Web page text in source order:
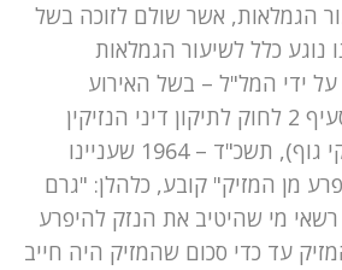
הגמלאות, אשר שולם לזוכה בשל
נוגע כלל לשיעור הגמלאות
ידי המל"ל – בשל האירוע
הרשלני הספציפי. , סעיף 2 לחוק לתיקון דיני הנזיקין
האזרחיים (הטבת נזקי גוף), תשכ"ד – 1964 שעניינו
מן המזיק" קובע, כלהלן: "גרם
רשאי מי שהיטיב את הנזק להיפרע
עד כדי סכום שהמזיק היה חייב